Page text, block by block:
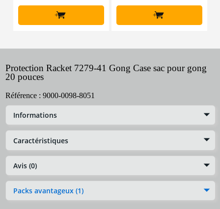
+ +
Protection Racket 7279-41 Gong Case sac pour gong
20 pouces
Référence : 9000-0098-8051
Informations
Caractéristiques
Avis (0)
Packs avantageux (1)